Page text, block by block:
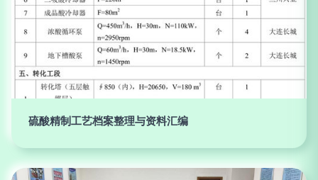
硫酸精制工艺档案整理与资料汇编